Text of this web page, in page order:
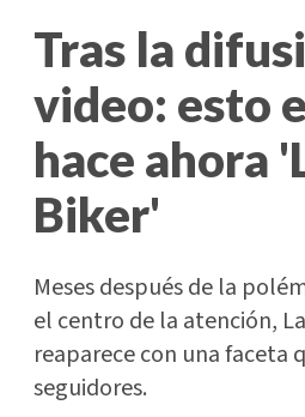
Tras la
video: esto
hace ahora
Biker'
Meses después de la
el centro de la atención,
reaparece con una faceta
seguidores.